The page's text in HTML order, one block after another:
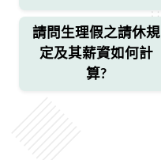
請問生理假之請休規
定及其薪資如何計
算?